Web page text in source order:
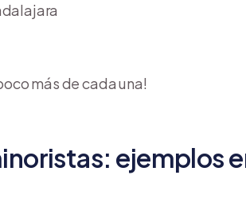
más de cada una!
ejemplos